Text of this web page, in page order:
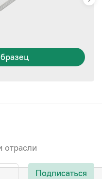
отрасли
Подписаться